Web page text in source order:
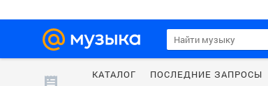
КАТАЛОГ
ПОСЛЕДНИЕ ЗАПРОСЫ